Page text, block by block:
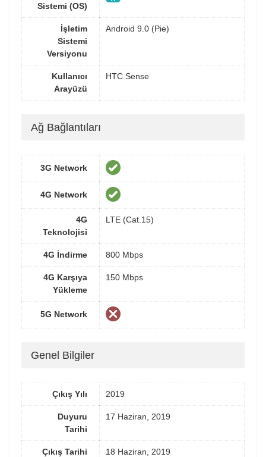
Sistemi (OS)
İşletim
Sistemi
Versiyonu
Android 9.0 (Pie)
Kullanıcı
Arayüzü
HTC Sense
Ağ Bağlantıları
3G Network
4G Network
4G
Teknolojisi
LTE (Cat.15)
4G İndirme 800 Mbps
4G Karşıya
Yükleme
150 Mbps
5G Network
Genel Bilgiler
Çıkış Yılı 2019
Duyuru
Tarihi
17 Haziran, 2019
Çıkış Tarihi 18 Haziran, 2019